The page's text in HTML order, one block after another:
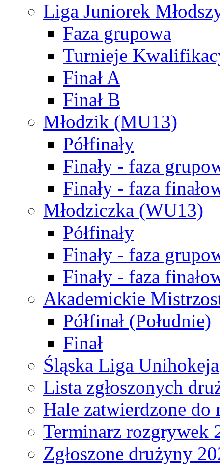
Liga Juniorek
Faza grupowa
Turnieje
Finał A
Finał B
Młodzik (MU13)
Półfinały
Finały - faza
Finały - faza
Młodziczka (WU13)
Półfinały
Finały - faza
Finały - faza
Akademickie
Półfinał (Południe)
Finał
Śląska Liga Unihokeja
Lista zgłoszonych
Hale zatwierdzone do
Terminarz rozgrywek
Zgłoszone drużyny